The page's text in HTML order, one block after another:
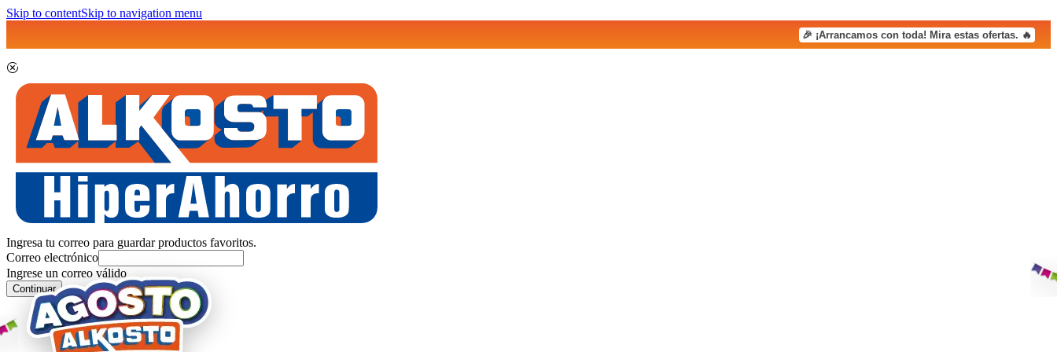
Skip to contentSkip to navigation menu
🎉 ¡Arrancamos con toda! Mira estas ofertas. 🔥
Ingresa tu correo para guardar productos favoritos.
Correo electrónico
Ingrese un correo válido
Continuar